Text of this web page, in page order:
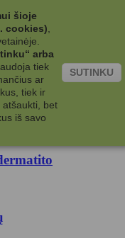
šioje
cookies)
arba
tiek
ar
tiek ir
atšaukti, bet
iš savo
SUTINKU